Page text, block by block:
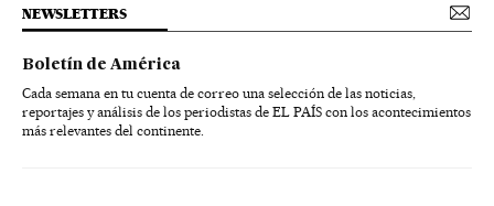
NEWSLETTERS
Boletín de América
Cada semana en tu cuenta de correo una selección de las noticias,
reportajes y análisis de los periodistas de EL PAÍS con los acontecimientos
más relevantes del continente.